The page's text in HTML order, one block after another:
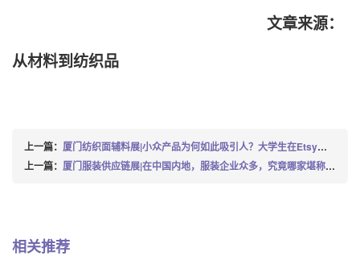
文章来源：
从材料到纺织品
上一篇： 厦门纺织面辅料展|小众产品为何如此吸引人？大学生在Etsy创业，凭借一款帽子创下4亿销售额的惊人成绩
上一篇： 厦门服装供应链展|在中国内地，服装企业众多，究竟哪家堪称最出色呢？
相关推荐